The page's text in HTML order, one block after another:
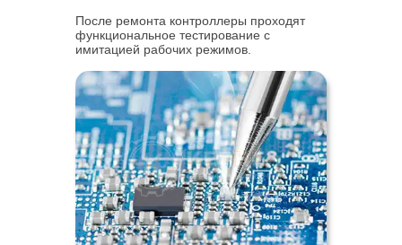
После ремонта контроллеры проходят
функциональное тестирование с
имитацией рабочих режимов.